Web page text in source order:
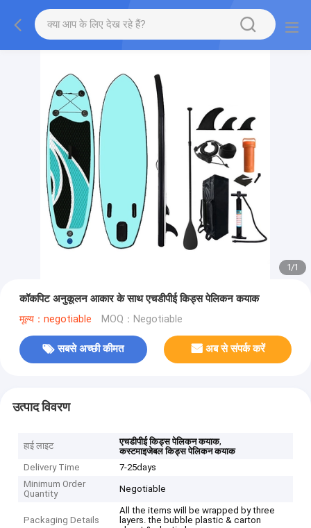
1/1
कॉकपिट अनुकूलन आकार के साथ एचडीपीई किड्स पेलिकन कयाक
मूल्य：negotiable MOQ：Negotiable
सबसे अच्छी कीमत अब से संपर्क करें
उत्पाद विवरण
हाई लाइट एचडीपीई किड्स पेलिकन कयाक,
कस्टमाइजेबल किड्स पेलिकन कयाक
Delivery Time
7-25days
Minimum Order
Quantity
Negotiable
Packaging Details
All the items will be wrapped by three
layers. the bubble plastic & carton